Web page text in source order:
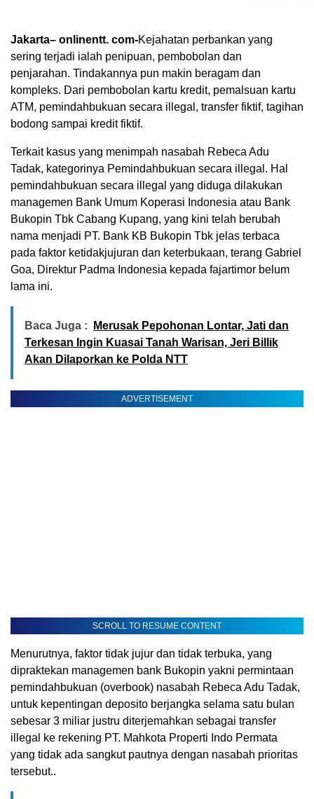
Jakarta– onlinentt. com-Kejahatan perbankan yang
sering terjadi ialah penipuan, pembobolan dan
penjarahan. Tindakannya pun makin beragam dan
kompleks. Dari pembobolan kartu kredit, pemalsuan kartu
ATM, pemindahbukuan secara illegal, transfer fiktif, tagihan
bodong sampai kredit fiktif.
Terkait kasus yang menimpah nasabah Rebeca Adu
Tadak, kategorinya Pemindahbukuan secara illegal. Hal
pemindahbukuan secara illegal yang diduga dilakukan
managemen Bank Umum Koperasi Indonesia atau Bank
Bukopin Tbk Cabang Kupang, yang kini telah berubah
nama menjadi PT. Bank KB Bukopin Tbk jelas terbaca
pada faktor ketidakjujuran dan keterbukaan, terang Gabriel
Goa, Direktur Padma Indonesia kepada fajartimor belum
lama ini.
Baca Juga :
Merusak Pepohonan Lontar, Jati dan
Terkesan Ingin Kuasai Tanah Warisan, Jeri Billik
Akan Dilaporkan ke Polda NTT
ADVERTISEMENT
SCROLL TO RESUME CONTENT
Menurutnya, faktor tidak jujur dan tidak terbuka, yang
dipraktekan managemen bank Bukopin yakni permintaan
pemindahbukuan (overbook) nasabah Rebeca Adu Tadak,
untuk kepentingan deposito berjangka selama satu bulan
sebesar 3 miliar justru diterjemahkan sebagai transfer
illegal ke rekening PT. Mahkota Properti Indo Permata
yang tidak ada sangkut pautnya dengan nasabah prioritas
tersebut..